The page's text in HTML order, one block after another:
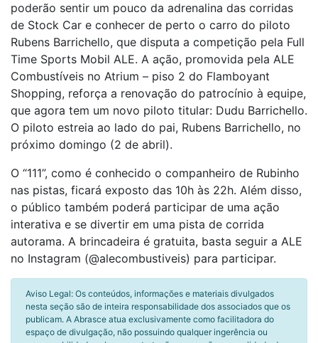
poderão sentir um pouco da adrenalina das corridas
de Stock Car e conhecer de perto o carro do piloto
Rubens Barrichello, que disputa a competição pela Full
Time Sports Mobil ALE. A ação, promovida pela ALE
Combustíveis no Atrium – piso 2 do Flamboyant
Shopping, reforça a renovação do patrocínio à equipe,
que agora tem um novo piloto titular: Dudu Barrichello.
O piloto estreia ao lado do pai, Rubens Barrichello, no
próximo domingo (2 de abril).
O “111”, como é conhecido o companheiro de Rubinho
nas pistas, ficará exposto das 10h às 22h. Além disso,
o público também poderá participar de uma ação
interativa e se divertir em uma pista de corrida
autorama. A brincadeira é gratuita, basta seguir a ALE
no Instagram (@alecombustiveis) para participar.
Aviso Legal: Os conteúdos, informações e materiais divulgados
nesta seção são de inteira responsabilidade dos associados que os
publicam. A Abrasce atua exclusivamente como facilitadora do
espaço de divulgação, não possuindo qualquer ingerência ou